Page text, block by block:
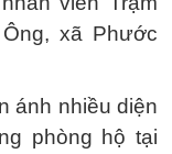
xã Phước
ánh nhiều diện
phòng hộ tại